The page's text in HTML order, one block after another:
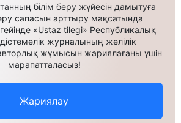
білім беру жүйесін дамытуға
сапасын арттыру мақсатында
«Ustaz tilegi» Республикалық
журналының желілік
жұмысын жариялағаны үшін
марапатталасыз!
Жариялау